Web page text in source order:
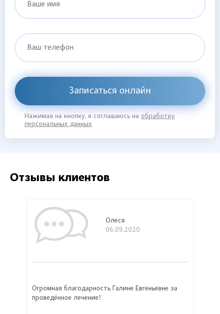
Ваше имя
Ваш телефон
Записаться онлайн
Нажимая на кнопку, я соглашаюсь на обработку
персональных данных
Отзывы клиентов
Олеся
06.09.2020
Огромная благодарность Галине Евгеньевне за
проведённое лечение!